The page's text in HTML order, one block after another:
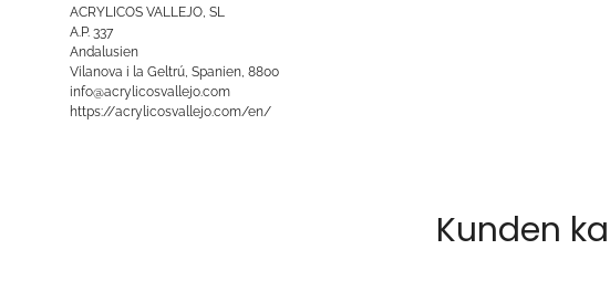
ACRYLICOS VALLEJO, SL
A.P. 337
Andalusien
Vilanova i la Geltrú, Spanien, 8800
info@acrylicosvallejo.com
https://acrylicosvallejo.com/en/
Kunden